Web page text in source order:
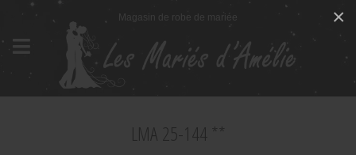
×
Magasin de robe de mariée
LMA 25-144 **
Panneau de gestion des cookies